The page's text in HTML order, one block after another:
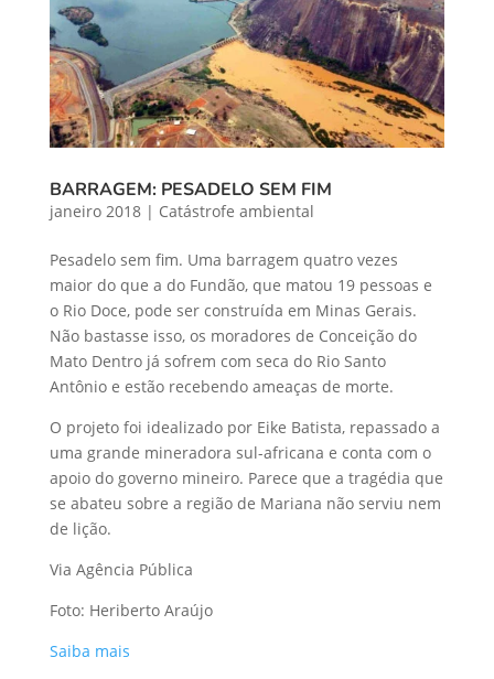
BARRAGEM: PESADELO SEM FIM
janeiro 2018| Catástrofe ambiental
Pesadelo sem fim. Uma barragem quatro vezes
maior do que a do Fundão, que matou 19 pessoas e
o Rio Doce, pode ser construída em Minas Gerais.
Não bastasse isso, os moradores de Conceição do
Mato Dentro já sofrem com seca do Rio Santo
Antônio e estão recebendo ameaças de morte.
O projeto foi idealizado por Eike Batista, repassado a
uma grande mineradora sul-africana e conta com o
apoio do governo mineiro. Parece que a tragédia que
se abateu sobre a região de Mariana não serviu nem
de lição.
Via Agência Pública
Foto: Heriberto Araújo
Saiba mais